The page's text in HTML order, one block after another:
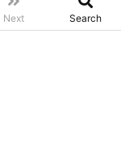
Next Search